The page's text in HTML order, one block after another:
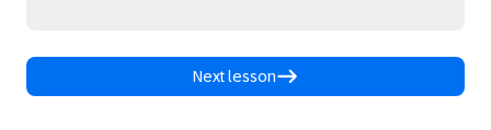
Next lesson